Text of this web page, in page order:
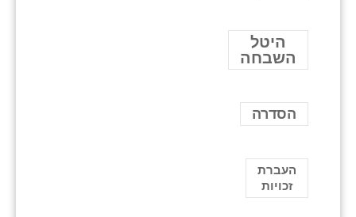
היטל
השבחה
הסדרה
העברת
זכויות